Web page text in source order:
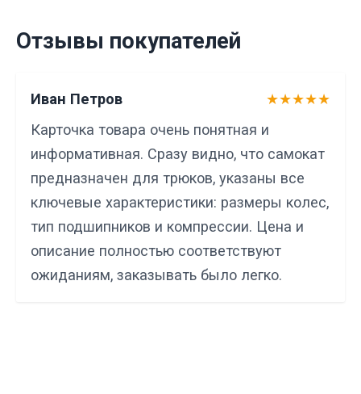
Отзывы покупателей
Иван Петров
★★★★★
Карточка товара очень понятная и
информативная. Сразу видно, что самокат
предназначен для трюков, указаны все
ключевые характеристики: размеры колес,
тип подшипников и компрессии. Цена и
описание полностью соответствуют
ожиданиям, заказывать было легко.